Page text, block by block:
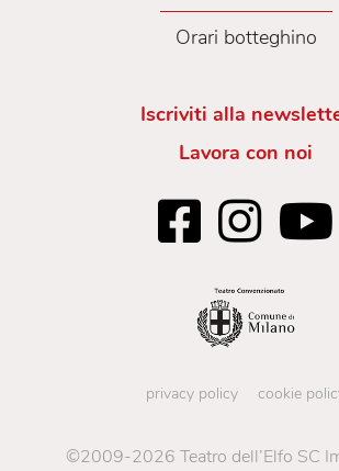
Orari botteghino
Iscriviti alla
Lavora con noi
privacy policy cookie
©2009-2026 Teatro dell’Elfo SC